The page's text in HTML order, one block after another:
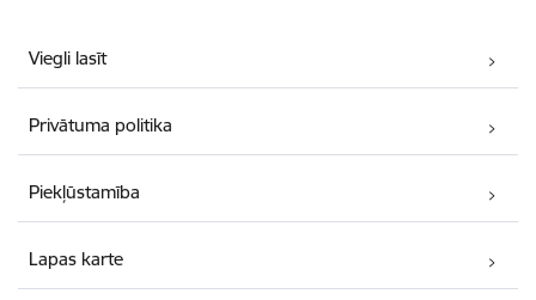
Viegli lasīt
Privātuma politika
Piekļūstamība
Lapas karte